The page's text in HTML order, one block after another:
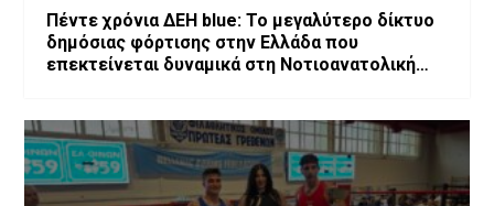
Πέντε χρόνια ΔΕΗ blue: Το μεγαλύτερο δίκτυο
δημόσιας φόρτισης στην Ελλάδα που
επεκτείνεται δυναμικά στη Νοτιοανατολική